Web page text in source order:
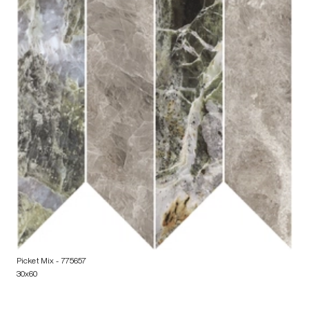
Picket Mix - 775657
30x60